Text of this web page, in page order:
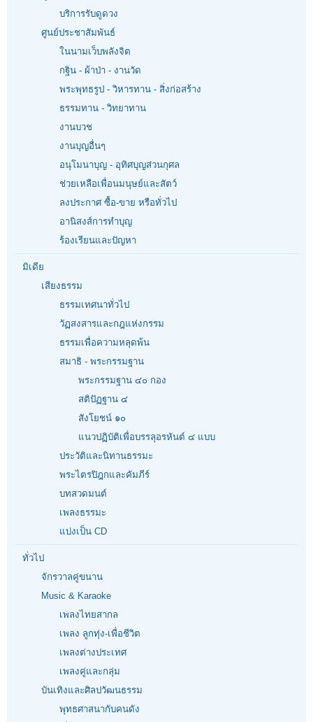
บริการรับดูดวง
ศูนย์ประชาสัมพันธ์
ในนามเว็บพลังจิต
กฐิน - ผ้าป่า - งานวัด
พระพุทธรูป - วิหารทาน - สิ่งก่อสร้าง
ธรรมทาน - วิทยาทาน
งานบวช
งานบุญอื่นๆ
อนุโมนาบุญ - อุทิศบุญส่วนกุศล
ช่วยเหลือเพื่อนมนุษย์และสัตว์
ลงประกาศ ซื้อ-ขาย หรือทั่วไป
อานิสงส์การทำบุญ
ร้องเรียนและปัญหา
มิเดีย
เสียงธรรม
ธรรมเทศนาทั่วไป
วัฏสงสารและกฎแห่งกรรม
ธรรมเพื่อความหลุดพ้น
สมาธิ - พระกรรมฐาน
พระกรรมฐาน ๔๐ กอง
สติปัฏฐาน ๔
สังโยชน์ ๑๐
แนวปฏิบัติเพื่อบรรลุอรหันต์ ๔ แบบ
ประวัติและนิทานธรรมะ
พระไตรปิฎกและคัมภีร์
บทสวดมนต์
เพลงธรรมะ
แบ่งเป็น CD
ทั่วไป
จักรวาลคู่ขนาน
Music & Karaoke
เพลงไทยสากล
เพลง ลูกทุ่ง-เพื่อชีวิต
เพลงต่างประเทศ
เพลงคู่และกลุ่ม
บันเทิงและศิลปวัฒนธรรม
พุทธศาสนากับคนดัง